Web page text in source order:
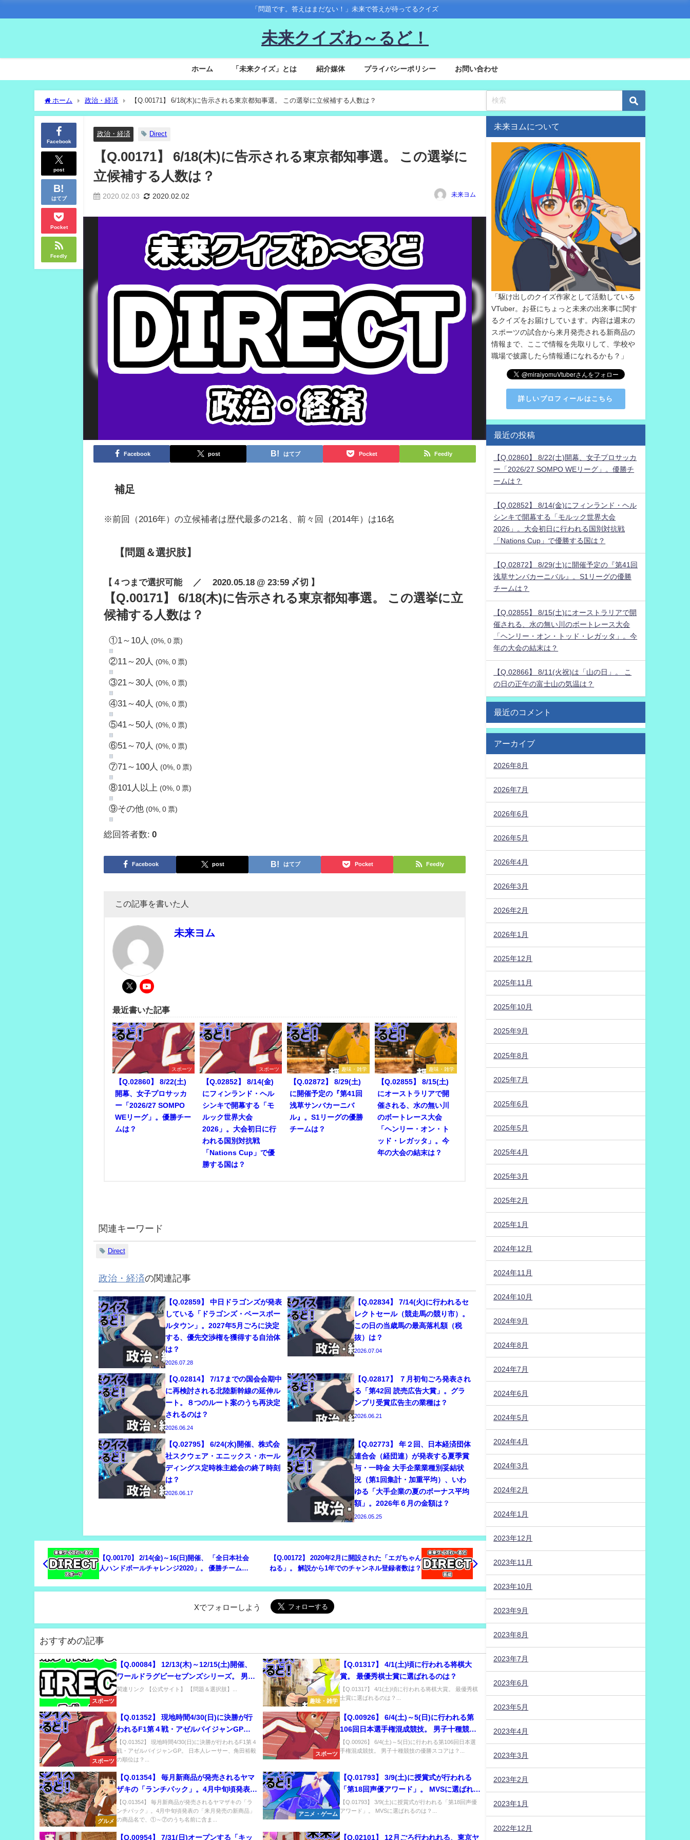
「問題です。答えはまだない！」未来で答えが待ってるクイズ
未来クイズわ～るど！
ホーム 「未来クイズ」とは 紹介媒体 プライバシーポリシー お問い合わせ
ホーム 政治・経済 【Q.00171】 6/18(木)に告示される東京都知事選。 この選挙に立候補する人数は？
Facebook
post
はてブ
Pocket
Feedly
政治・経済 Direct
【Q.00171】 6/18(木)に告示される東京都知事選。 この選挙に
立候補する人数は？
2020.02.03 2020.02.02 未来ヨム
Facebook post はてブ Pocket Feedly
補足
※前回（2016年）の立候補者は歴代最多の21名、前々回（2014年）は16名
【問題＆選択肢】
【 4 つまで選択可能 ／ 2020.05.18 @ 23:59 〆切 】
【Q.00171】 6/18(木)に告示される東京都知事選。 この選挙に立
候補する人数は？
①1～10人 (0%, 0 票)
②11～20人 (0%, 0 票)
③21～30人 (0%, 0 票)
④31～40人 (0%, 0 票)
⑤41～50人 (0%, 0 票)
⑥51～70人 (0%, 0 票)
⑦71～100人 (0%, 0 票)
⑧101人以上 (0%, 0 票)
⑨その他 (0%, 0 票)
総回答者数:0
Facebook post はてブ Pocket Feedly
この記事を書いた人
未来ヨム
最近書いた記事
スポーツ
【Q.02860】 8/22(土)
開幕、女子プロサッカ
ー「2026/27 SOMPO
WEリーグ」。優勝チー
ムは？
スポーツ
【Q.02852】 8/14(金)
にフィンランド・ヘル
シンキで開幕する「モ
ルック世界大会
2026」。大会初日に行
われる国別対抗戦
「Nations Cup」で優
勝する国は？
趣味・雑学
【Q.02872】 8/29(土)
に開催予定の『第41回
浅草サンバカーニバ
ル』。S1リーグの優勝
チームは？
趣味・雑学
【Q.02855】 8/15(土)
にオーストラリアで開
催される、水の無い川
のボートレース大会
「ヘンリー・オン・ト
ッド・レガッタ」。今
年の大会の結末は？
関連キーワード
Direct
政治・経済の関連記事
【Q.02859】 中日ドラゴンズが発表
している「ドラゴンズ・ベースボー
ルタウン」。2027年5月ごろに決定
する、優先交渉権を獲得する自治体
は？
2026.07.28
【Q.02834】 7/14(火)に行われるセ
レクトセール（競走馬の競り市）。
この日の当歳馬の最高落札額（税
抜）は？
2026.07.04
【Q.02814】 7/17までの国会会期中
に再検討される北陸新幹線の延伸ル
ート。８つのルート案のうち再決定
されるのは？
2026.06.24
【Q.02817】 ７月初旬ごろ発表され
る「第42回 読売広告大賞」。グラ
ンプリ受賞広告主の業種は？
2026.06.21
【Q.02795】 6/24(水)開催、株式会
社スクウェア・エニックス・ホール
ディングス定時株主総会の終了時刻
は？
2026.06.17
【Q.02773】 年２回、日本経済団体
連合会（経団連）が発表する夏季賞
与・一時金 大手企業業種別妥結状
況（第1回集計・加重平均）、いわ
ゆる「大手企業の夏のボーナス平均
額」。2026年６月の金額は？
2026.05.25
【Q.00170】 2/14(金)～16(日)開催、 「全日本社会
人ハンドボールチャレンジ2020」。 優勝チーム
【Q.00172】 2020年2月に開設された「エガちゃん
ねる」。 解説から1年でのチャンネル登録者数は？
Xでフォローしよう
おすすめの記事
スポーツ
【Q.00084】 12/13(木)～12/15(土)開催、
ワールドラグビーセブンズシリーズ。 男子
第2戦ケープタウンの優勝国は？
関連リンク 【公式サイト】 【問題＆選択肢】...
趣味・雑学
【Q.01317】 4/1(土)頃に行われる将棋大
賞。 最優秀棋士賞に選ばれるのは？
【Q.01317】 4/1(土)頃に行われる将棋大賞。 最優秀棋
士賞に選ばれるのは？...
スポーツ
【Q.01352】 現地時間4/30(日)に決勝が行
われるF1第４戦・アゼルバイジャンGP。
日本人レーサー、角田裕毅の順位は？
【Q.01352】 現地時間4/30(日)に決勝が行われるF1第４
戦・アゼルバイジャンGP。 日本人レーサー、角田裕毅
の順位は？...
スポーツ
【Q.00926】 6/4(土)～5(日)に行われる第
106回日本選手権混成競技。 男子十種競技
の優勝スコアは？
【Q.00926】 6/4(土)～5(日)に行われる第106回日本選
手権混成競技。 男子十種競技の優勝スコアは？...
グルメ
【Q.01354】 毎月新商品が発売されるヤマ
ザキの「ランチパック」。4月中旬頃発表の
「来月発売の新商品」の商品名で、①～⑦
のうち名前に含まれる単語は？
【Q.01354】 毎月新商品が発売されるヤマザキの「ラ
ンチパック」。4月中旬頃発表の「来月発売の新商品」
の商品名で、①～⑦のうち名前に含ま...
アニメ・ゲーム
【Q.01793】 3/9(土)に授賞式が行われる
「第18回声優アワード」。 MVSに選ばれる
のは？
【Q.01793】 3/9(土)に授賞式が行われる「第18回声優
アワード」。 MVSに選ばれるのは？...
【Q.00954】 7/31(日)オープンする「キッ 【Q.02101】 12月ごろ行われれる、東京ヤ
未来ヨムについて
「駆け出しのクイズ作家として活動している
VTuber。お昼にちょっと未来の出来事に関す
るクイズをお届けしています。内容は週末の
スポーツの試合から来月発売される新商品の
情報まで、ここで情報を先取りして、学校や
職場で披露したら情報通になれるかも？」
詳しいプロフィールはこちら
最近の投稿
【Q.02860】 8/22(土)開幕、女子プロサッカ
ー「2026/27 SOMPO WEリーグ」。優勝チ
ームは？
【Q.02852】 8/14(金)にフィンランド・ヘル
シンキで開幕する「モルック世界大会
2026」。大会初日に行われる国別対抗戦
「Nations Cup」で優勝する国は？
【Q.02872】 8/29(土)に開催予定の『第41回
浅草サンバカーニバル』。S1リーグの優勝
チームは？
【Q.02855】 8/15(土)にオーストラリアで開
催される、水の無い川のボートレース大会
「ヘンリー・オン・トッド・レガッタ」。今
年の大会の結末は？
【Q.02866】 8/11(火祝)は「山の日」。 こ
の日の正午の富士山の気温は？
最近のコメント
アーカイブ
2026年8月
2026年7月
2026年6月
2026年5月
2026年4月
2026年3月
2026年2月
2026年1月
2025年12月
2025年11月
2025年10月
2025年9月
2025年8月
2025年7月
2025年6月
2025年5月
2025年4月
2025年3月
2025年2月
2025年1月
2024年12月
2024年11月
2024年10月
2024年9月
2024年8月
2024年7月
2024年6月
2024年5月
2024年4月
2024年3月
2024年2月
2024年1月
2023年12月
2023年11月
2023年10月
2023年9月
2023年8月
2023年7月
2023年6月
2023年5月
2023年4月
2023年3月
2023年2月
2023年1月
2022年12月